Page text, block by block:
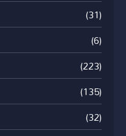
(31)
(6)
(223)
(135)
(32)